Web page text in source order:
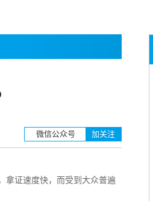
微信公众号 加关注
拿证速度快，而受到大众普遍
湖南科技大学